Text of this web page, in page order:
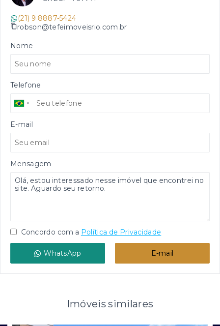
(21) 9 8887-5424
robson@tefeimoveisrio.com.br
Nome
Telefone
E-mail
Mensagem
Concordo com a Política de Privacidade
WhatsApp E-mail
Imóveis similares